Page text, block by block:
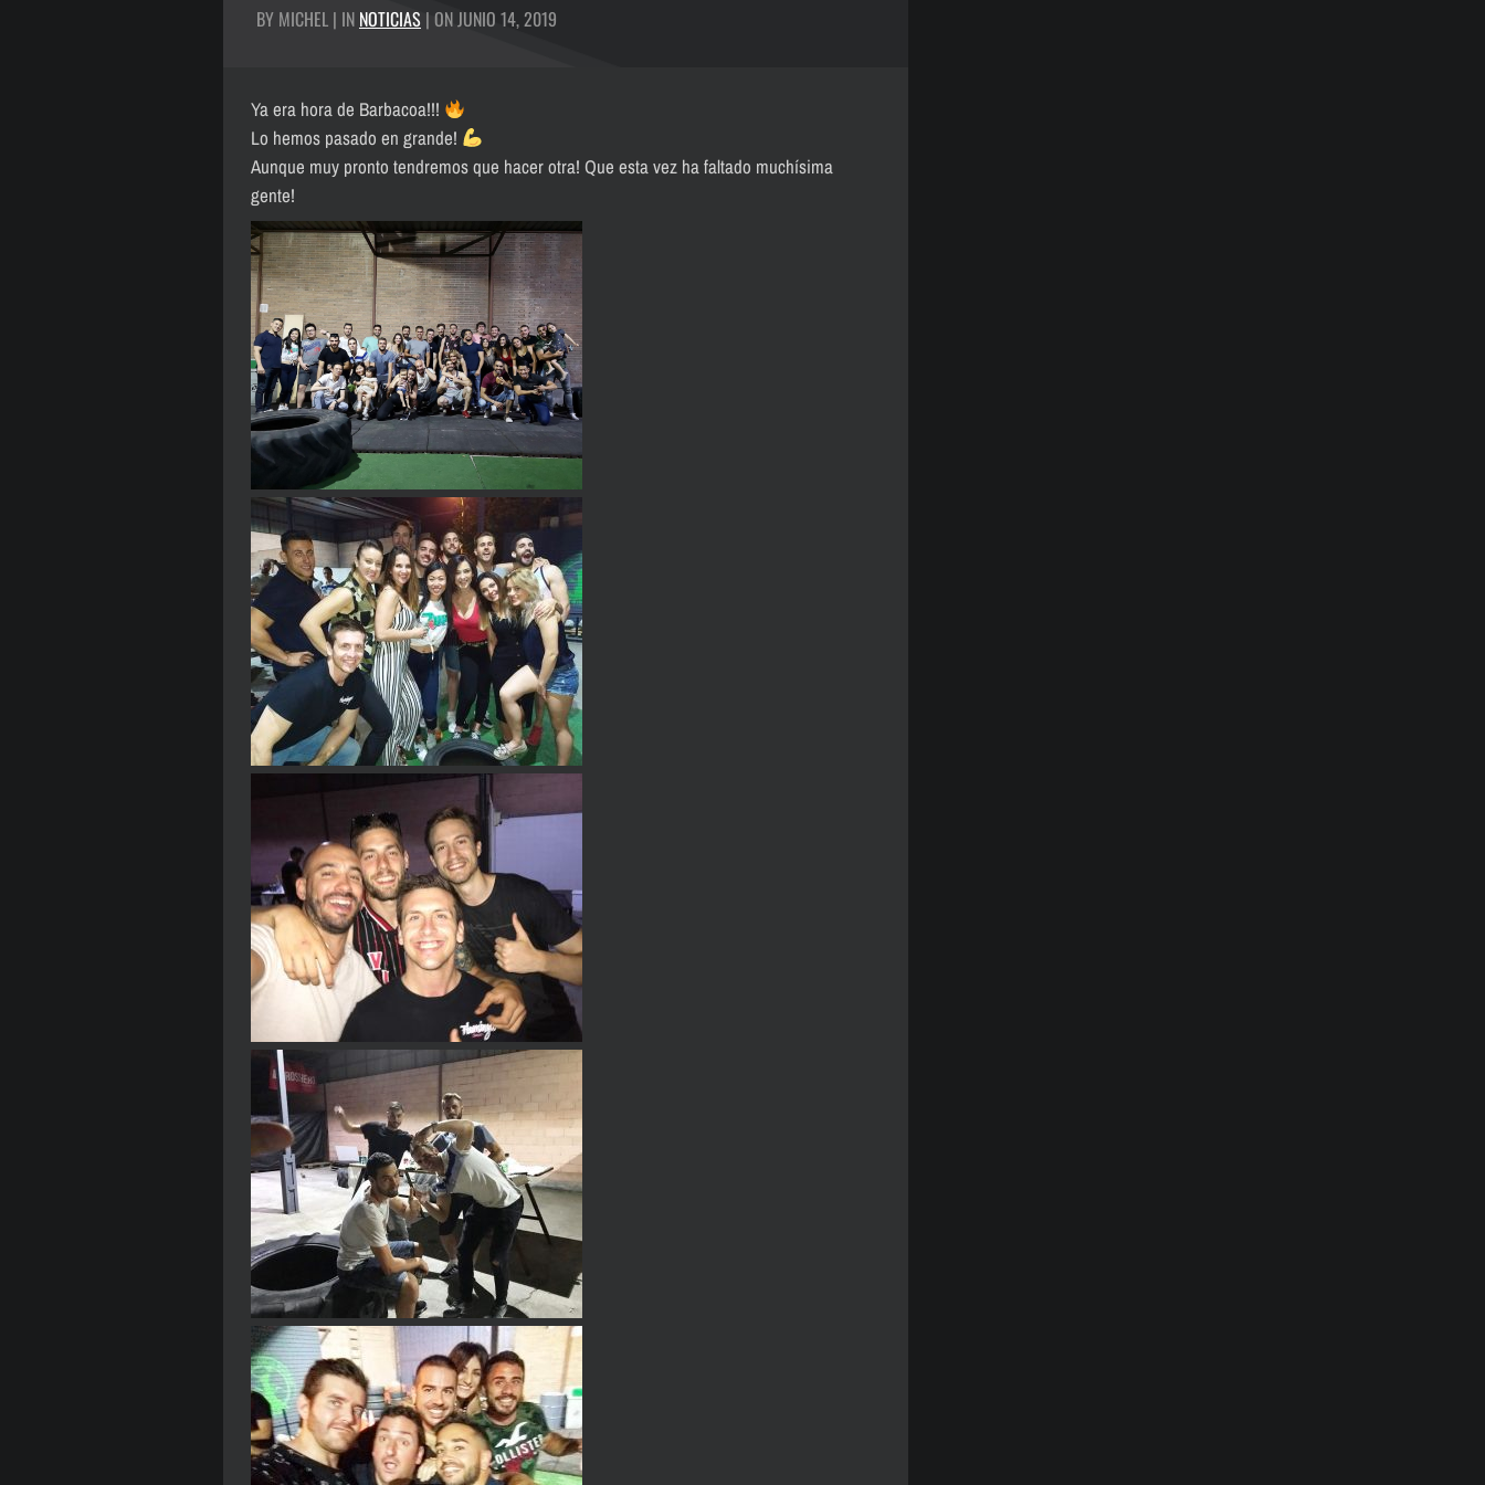
BY MICHEL | IN NOTICIAS | ON JUNIO 14, 2019
Ya era hora de Barbacoa!!!
Lo hemos pasado en grande!
Aunque muy pronto tendremos que hacer otra! Que esta vez ha faltado muchísima
gente!